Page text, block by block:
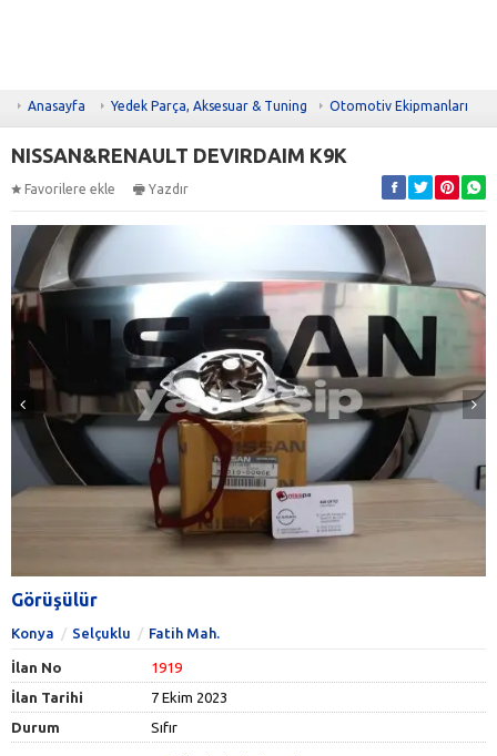
Anasayfa Yedek Parça, Aksesuar & Tuning Otomotiv Ekipmanları
NISSAN&RENAULT DEVIRDAIM K9K
Favorilere ekle Yazdır
Görüşülür
Konya Selçuklu Fatih Mah.
İlan No
1919
İlan Tarihi
7 Ekim 2023
Durum
Sıfır